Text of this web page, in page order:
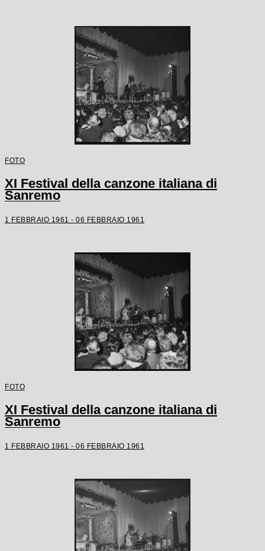
FOTO
XI Festival della canzone italiana di
Sanremo
1 FEBBRAIO 1961 - 06 FEBBRAIO 1961
FOTO
XI Festival della canzone italiana di
Sanremo
1 FEBBRAIO 1961 - 06 FEBBRAIO 1961